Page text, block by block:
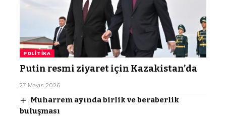
POLITIKA
Putin resmi ziyaret için Kazakistan’da
27 Mayıs 2026
Muharrem ayında birlik ve beraberlik
buluşması